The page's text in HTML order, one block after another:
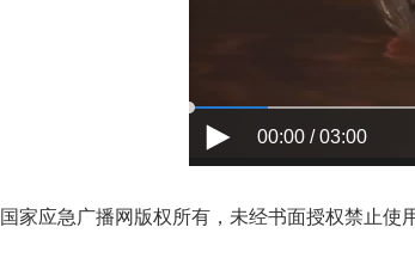
00:00 / 03:00
国家应急广播网版权所有，未经书面授权禁止使